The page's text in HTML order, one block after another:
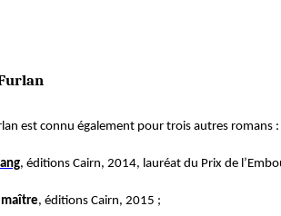
est connu également pour trois autres romans :
, éditions Cairn, 2014, lauréat du Prix de
maître, éditions Cairn, 2015 ;